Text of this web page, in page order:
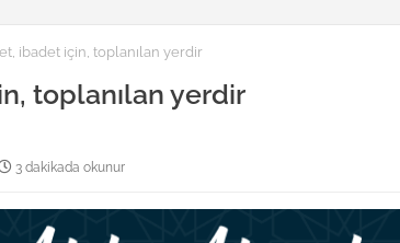
ibadet için, toplanılan yerdir
toplanılan yerdir
3 dakikada okunur